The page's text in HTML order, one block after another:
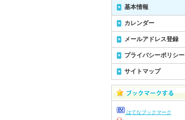
基本情報
カレンダー
メールアドレス登録
プライバシーポリシー
サイトマップ
はてなブックマーク